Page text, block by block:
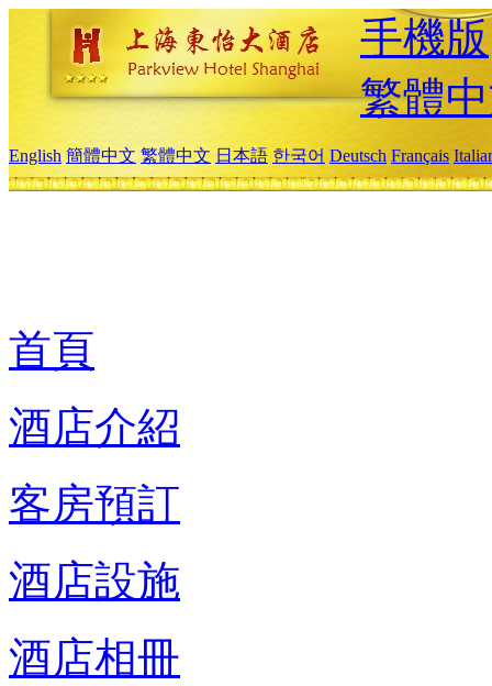
手機版
繁體
English 簡體中文 繁體中文 日本語 한국어 Deutsch Français
首頁
酒店介紹
客房預訂
酒店設施
酒店相冊